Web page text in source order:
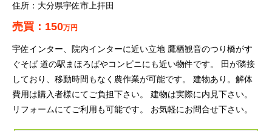
大分県宇佐市上拝田
150万円
宇佐インター、院内インターに近い立地 鷹栖観音のつり橋がす
ぐそば 道の駅まほろばやコンビニにも近い物件です。 田が隣接
しており、移動時間もなく農作業が可能です。 建物あり。解体
費用は購入者様にてご負担下さい。 建物は実際に内見下さい。
リフォームにてご利用も可能です。 お気軽にお問合せ下さい。